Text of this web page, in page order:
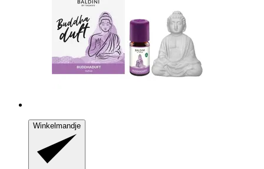
Winkelmandje